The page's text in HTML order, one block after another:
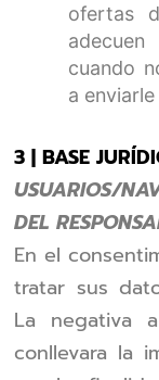
ofertas
cuando
a
3 | BASE
USUARIOS/
DEL
En el
tratar sus
La negativa
conllevara la